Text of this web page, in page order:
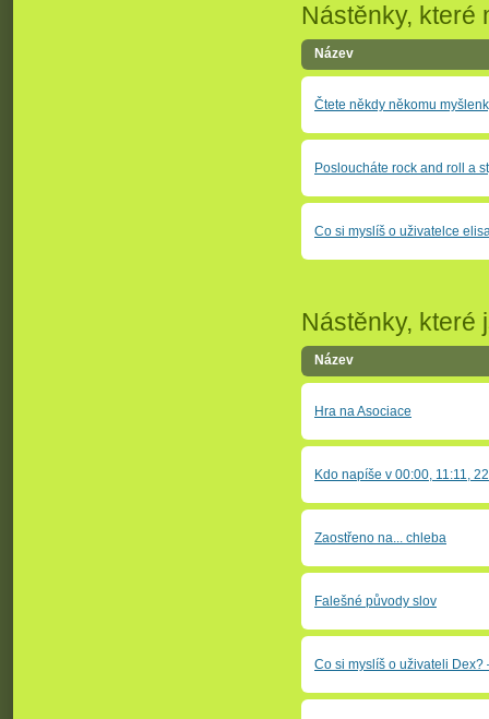
Nástěnky, které
Název
Čtete někdy někomu
Posloucháte rock and roll a
Co si myslíš o uživatelce
Nástěnky, které
Název
Hra na Asociace
Kdo napíše v 00:00, 11:11,
Zaostřeno na... chleba
Falešné původy slov
Co si myslíš o uživateli Dex?